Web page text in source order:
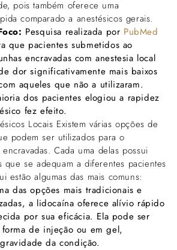
pois também oferece uma
comparado a anestésicos gerais.
Pesquisa realizada por PubMed
que pacientes submetidos ao
encravadas com anestesia local
dor significativamente mais baixos
aqueles que não a utilizaram.
dos pacientes elogiou a rapidez
fez efeito.
Locais Existem várias opções de
podem ser utilizados para o
Cada uma delas possui
que se adequam a diferentes pacientes
estão algumas das mais comuns:
das opções mais tradicionais e
a lidocaína oferece alívio rápido
por sua eficácia. Ela pode ser
de injeção ou em gel,
da condição.